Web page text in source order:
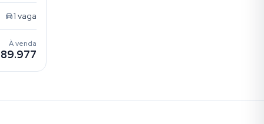
1 vaga
À venda